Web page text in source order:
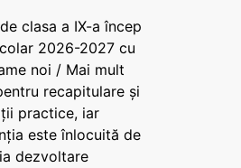
clasa a IX-a încep
2026-2027 cu
noi / Mai mult
recapitulare și
practice, iar
este înlocuită de
dezvoltare